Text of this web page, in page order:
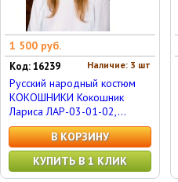
1 500 руб.
Наличие: 3 шт
Код: 16239
Русский народный костюм
КОКОШНИКИ Кокошник
Лариса ЛАР-03-01-02,...
В КОРЗИНУ
КУПИТЬ В 1 КЛИК